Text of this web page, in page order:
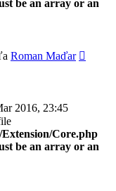
be an array or an
Roman Maďar
2016, 23:45
Core.php
be an array or an